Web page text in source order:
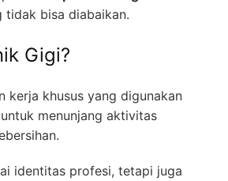
tidak bisa diabaikan.
Gigi?
kerja khusus yang digunakan
menunjang aktivitas
identitas profesi, tetapi juga